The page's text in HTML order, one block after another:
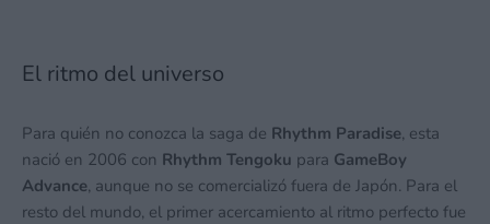
El ritmo del universo
Para quién no conozca la saga de Rhythm Paradise, esta
nació en 2006 con Rhythm Tengoku para GameBoy
Advance, aunque no se comercializó fuera de Japón. Para el
resto del mundo, el primer acercamiento al ritmo perfecto fue